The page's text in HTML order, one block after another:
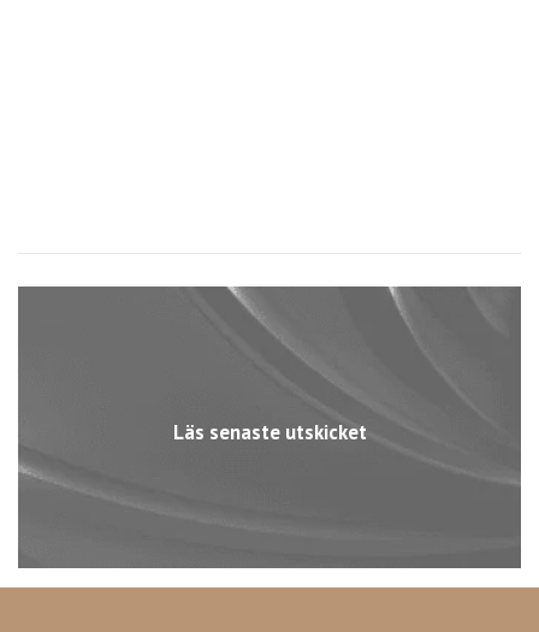
Läs senaste utskicket